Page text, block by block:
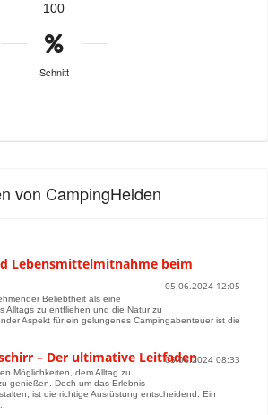
100
Schnitt
von CampingHelden
Lebensmittelmitnahme beim
05.06.2024 12:05
Beliebtheit als eine
Alltags zu entfliehen und die Natur zu
Aspekt für ein gelungenes Campingabenteuer ist die
– Der ultimative Leitfaden05.06.2024 08:33
Möglichkeiten, dem Alltag zu
genießen. Doch um das Erlebnis
ist die richtige Ausrüstung entscheidend. Ein